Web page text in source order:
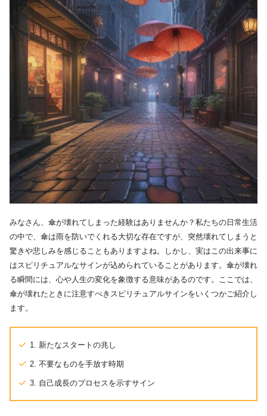
みなさん、傘が壊れてしまった経験はありませんか？私たちの日常生活
の中で、傘は雨を防いでくれる大切な存在ですが、突然壊れてしまうと
驚きや悲しみを感じることもありますよね。しかし、実はこの出来事に
はスピリチュアルなサインが込められていることがあります。傘が壊れ
る瞬間には、心や人生の変化を象徴する意味があるのです。ここでは、
傘が壊れたときに注意すべきスピリチュアルサインをいくつかご紹介し
ます。
1. 新たなスタートの兆し
2. 不要なものを手放す時期
3. 自己成長のプロセスを示すサイン